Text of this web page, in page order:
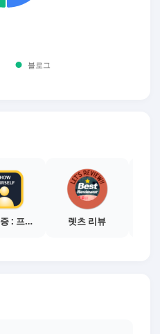
본인인증 : 프로필 사진등록 렛츠 리뷰